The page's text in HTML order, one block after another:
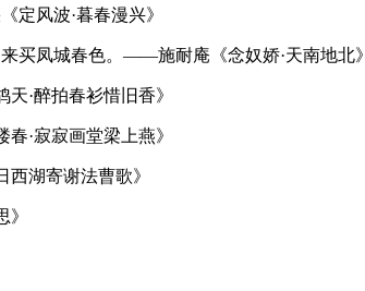
风波·暮春漫兴》
买凤城春色。——施耐庵《念奴娇·天南地北》
·醉拍春衫惜旧香》
·寂寂画堂梁上燕》
湖寄谢法曹歌》